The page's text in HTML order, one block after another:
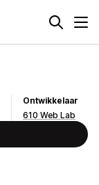
Ontwikkelaar
610 Web Lab